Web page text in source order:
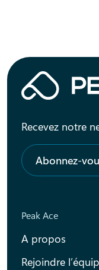
Recevez notre
Abonnez-
Peak Ace
A propos
Rejoindre